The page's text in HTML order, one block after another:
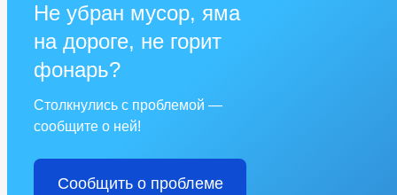
Не убран мусор, яма
на дороге, не горит
фонарь?
Столкнулись с проблемой —
сообщите о ней!
Сообщить о проблеме